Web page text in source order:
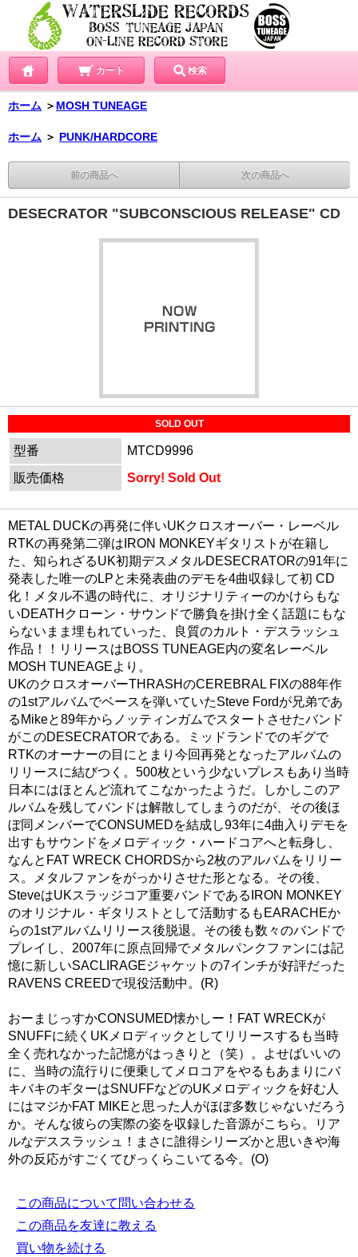
カート 検索
ホーム ＞ MOSH TUNEAGE
ホーム ＞ PUNK/HARDCORE
前の商品へ 次の商品へ
DESECRATOR "SUBCONSCIOUS RELEASE" CD
SOLD OUT
型番
MTCD9996
販売価格
Sorry! Sold Out
METAL DUCKの再発に伴いUKクロスオーバー・レーベル
RTKの再発第二弾はIRON MONKEYギタリストが在籍し
た、知られざるUK初期デスメタルDESECRATORの91年に
発表した唯一のLPと未発表曲のデモを4曲収録して初 CD
化！メタル不遇の時代に、オリジナリティーのかけらもな
いDEATHクローン・サウンドで勝負を掛け全く話題にもな
らないまま埋もれていった、良質のカルト・デスラッシュ
作品！！リリースはBOSS TUNEAGE内の変名レーベル
MOSH TUNEAGEより。
UKのクロスオーバーTHRASHのCEREBRAL FIXの88年作
の1stアルバムでベースを弾いていたSteve Fordが兄弟であ
るMikeと89年からノッティンガムでスタートさせたバンド
がこのDESECRATORである。ミッドランドでのギグで
RTKのオーナーの目にとまり今回再発となったアルバムの
リリースに結びつく。500枚という少ないプレスもあり当時
日本にはほとんど流れてこなかったようだ。しかしこのア
ルバムを残してバンドは解散してしまうのだが、その後ほ
ぼ同メンバーでCONSUMEDを結成し93年に4曲入りデモを
出すもサウンドをメロディック・ハードコアへと転身し、
なんとFAT WRECK CHORDSから2枚のアルバムをリリー
ス。メタルファンをがっかりさせた形となる。その後、
SteveはUKスラッジコア重要バンドであるIRON MONKEY
のオリジナル・ギタリストとして活動するもEARACHEか
らの1stアルバムリリース後脱退。その後も数々のバンドで
プレイし、2007年に原点回帰でメタルパンクファンには記
憶に新しいSACLIRAGEジャケットの7インチが好評だった
RAVENS CREEDで現役活動中。(R)
おーまじっすかCONSUMED懐かしー！FAT WRECKが
SNUFFに続くUKメロディックとしてリリースするも当時
全く売れなかった記憶がはっきりと（笑）。よせばいいの
に、当時の流行りに便乗してメロコアをやるもあまりにバ
キバキのギターはSNUFFなどのUKメロディックを好む人
にはマジかFAT MIKEと思った人がほぼ多数じゃないだろう
か。そんな彼らの実際の姿を収録した音源がこちら。リア
ルなデススラッシュ！まさに誰得シリーズかと思いきや海
外の反応がすごくてびっくらこいてる今。(O)
この商品について問い合わせる
この商品を友達に教える
買い物を続ける